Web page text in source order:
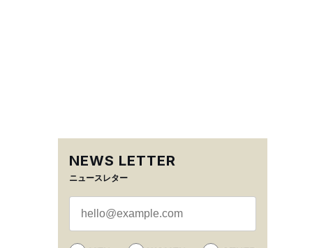
NEWS LETTER
ニュースレター